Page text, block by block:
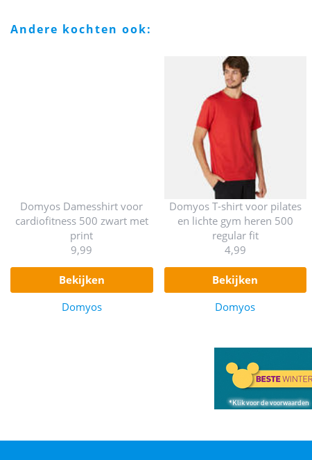
andere kochten ook:
Domyos Damesshirt voor
cardiofitness 500 zwart met
print
9,99
bekijken
Domyos
Domyos T-shirt voor pilates
en lichte gym heren 500
regular fit
4,99
bekijken
Domyos